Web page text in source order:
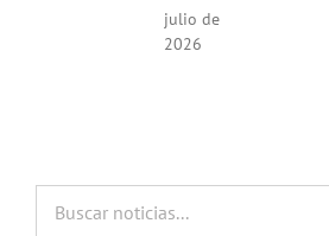
julio de
2026
noticias...